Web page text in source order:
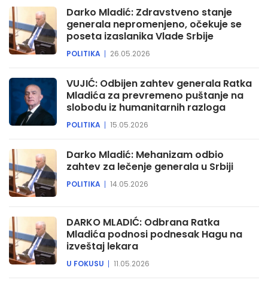
Darko Mladić: Zdravstveno stanje
generala nepromenjeno, očekuje se
poseta izaslanika Vlade Srbije
POLITIKA 26.05.2026
VUJIĆ: Odbijen zahtev generala Ratka
Mladića za prevremeno puštanje na
slobodu iz humanitarnih razloga
POLITIKA 15.05.2026
Darko Mladić: Mehanizam odbio
zahtev za lečenje generala u Srbiji
POLITIKA 14.05.2026
DARKO MLADIĆ: Odbrana Ratka
Mladića podnosi podnesak Hagu na
izveštaj lekara
U FOKUSU 11.05.2026